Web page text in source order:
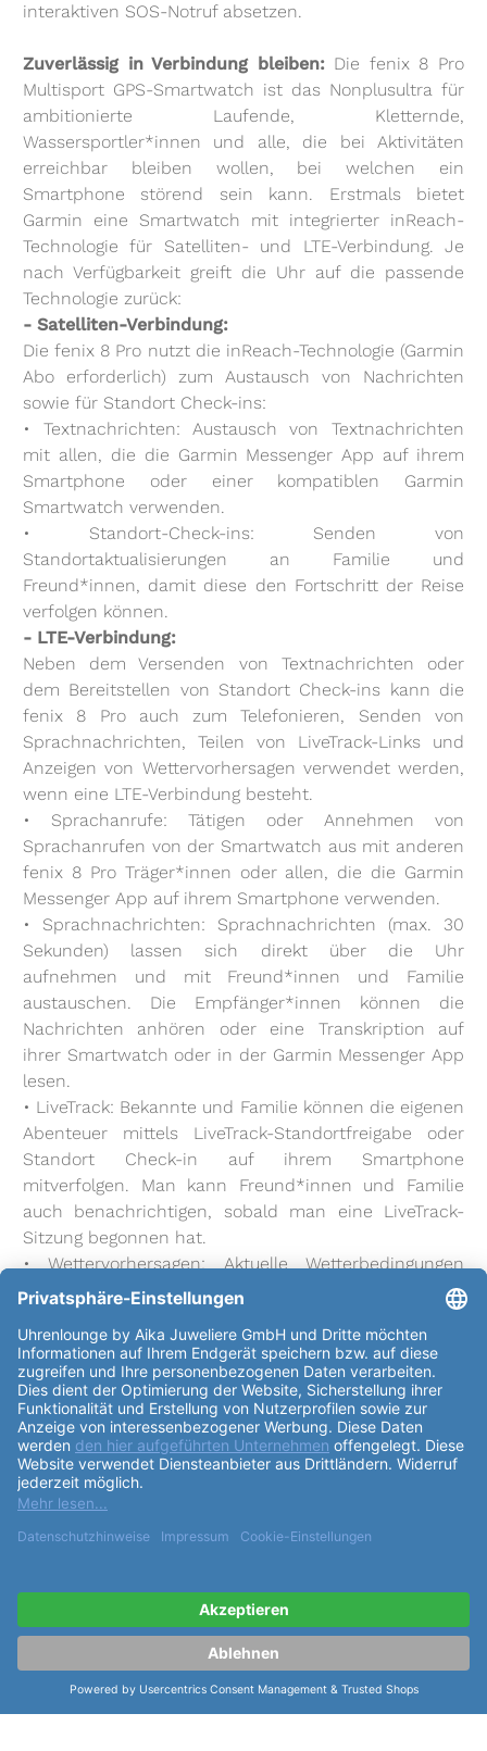
interaktiven SOS-Notruf absetzen.
Zuverlässig in Verbindung bleiben:Die fenix 8 Pro
Multisport GPS-Smartwatch ist das Nonplusultra für
ambitionierte Laufende, Kletternde,
Wassersportler*innen und alle, die bei Aktivitäten
erreichbar bleiben wollen, bei welchen ein
Smartphone störend sein kann. Erstmals bietet
Garmin eine Smartwatch mit integrierter inReach-
Technologie für Satelliten- und LTE-Verbindung. Je
nach Verfügbarkeit greift die Uhr auf die passende
Technologie zurück:
- Satelliten-Verbindung:
Die fenix 8 Pro nutzt die inReach-Technologie (Garmin
Abo erforderlich) zum Austausch von Nachrichten
sowie für Standort Check-ins:
• Textnachrichten: Austausch von Textnachrichten
mit allen, die die Garmin Messenger App auf ihrem
Smartphone oder einer kompatiblen Garmin
Smartwatch verwenden.
• Standort-Check-ins: Senden von
Standortaktualisierungen an Familie und
Freund*innen, damit diese den Fortschritt der Reise
verfolgen können.
- LTE-Verbindung:
Neben dem Versenden von Textnachrichten oder
dem Bereitstellen von Standort Check-ins kann die
fenix 8 Pro auch zum Telefonieren, Senden von
Sprachnachrichten, Teilen von LiveTrack-Links und
Anzeigen von Wettervorhersagen verwendet werden,
wenn eine LTE-Verbindung besteht.
• Sprachanrufe: Tätigen oder Annehmen von
Sprachanrufen von der Smartwatch aus mit anderen
fenix 8 Pro Träger*innen oder allen, die die Garmin
Messenger App auf ihrem Smartphone verwenden.
• Sprachnachrichten: Sprachnachrichten (max. 30
Sekunden) lassen sich direkt über die Uhr
aufnehmen und mit Freund*innen und Familie
austauschen. Die Empfänger*innen können die
Nachrichten anhören oder eine Transkription auf
ihrer Smartwatch oder in der Garmin Messenger App
lesen.
• LiveTrack: Bekannte und Familie können die eigenen
Abenteuer mittels LiveTrack-Standortfreigabe oder
Standort Check-in auf ihrem Smartphone
mitverfolgen. Man kann Freund*innen und Familie
auch benachrichtigen, sobald man eine LiveTrack-
Sitzung begonnen hat.
• Wettervorhersagen: Aktuelle Wetterbedingungen
sowie Vorhersagen für die nächsten Tage helfen bei
Interaktiver SOS-Notruf – Für den Fall der Fälle:
Wenn ein SOS-Notruf über die Uhr ausgelöst wird,
sendet die fenix 8 Pro eine Nachricht über Satelliten
oder LTE an Garmin Response, die 24/7 besetzte,
internationale Zentrale für die Notfallkoordinierung.
Von dort aus kommuniziert Garmin Response mit
aufgelisteten Notfallkontakten, den Such- und
lokalen Ressourcen. Sie informieren alle über den
Stand der Maßnahmen, einschließlich einer
Bestätigung, sobald Hilfe unterwegs ist, und bleiben
auch während des Einsatzes verfügbar. Mit fast zwei